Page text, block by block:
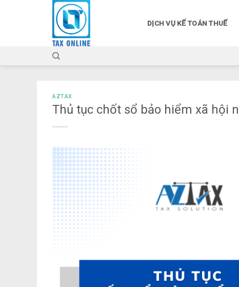
DỊCH VỤ KẾ TOÁN THUẾ
AZTAX
Thủ tục chốt sổ bảo hiểm xã hội